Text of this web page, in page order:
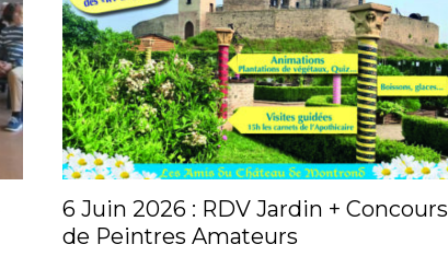
6 Juin 2026 : RDV Jardin + Concours
de Peintres Amateurs